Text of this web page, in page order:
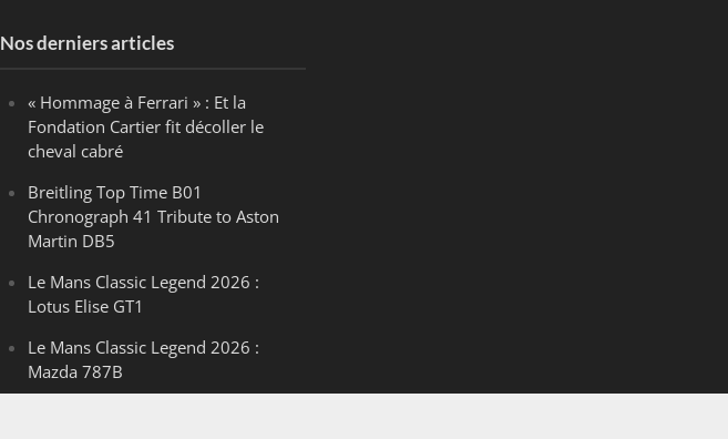
Nos derniers articles
« Hommage à Ferrari » : Et la
Fondation Cartier fit décoller le
cheval cabré
Breitling Top Time B01
Chronograph 41 Tribute to Aston
Martin DB5
Le Mans Classic Legend 2026 :
Lotus Elise GT1
Le Mans Classic Legend 2026 :
Mazda 787B